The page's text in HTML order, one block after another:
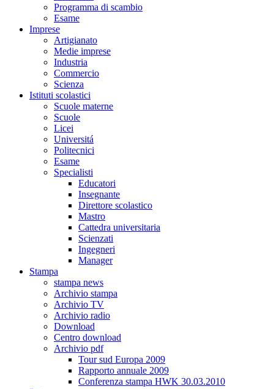
Programma di scambio
Esame
Imprese
Artigianato
Medie imprese
Industria
Commercio
Scienza
Istituti scolastici
Scuole materne
Scuole
Licei
Universitá
Politecnici
Esame
Specialisti
Educatori
Insegnante
Direttore scolastico
Mastro
Cattedra universitaria
Scienzati
Ingegneri
Manager
Stampa
stampa news
Archivio stampa
Archivio TV
Archivio radio
Download
Centro download
Archivio pdf
Tour sud Europa 2009
Rapporto annuale 2009
Conferenza stampa HWK 30.03.2010